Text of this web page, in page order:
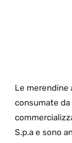
Le merendine
consumate
S.p.a e sono